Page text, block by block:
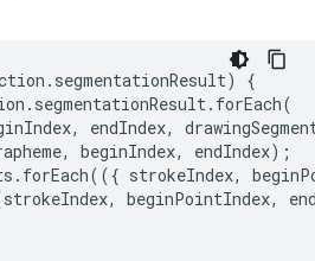
. segmentationResult)
{
. segmentationResult. forEach(
, endIndex,
, beginIndex, endIndex);
. forEach(({ strokeIndex,
strokeIndex, beginPointIndex,